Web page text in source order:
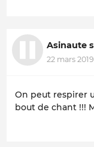
Asinaute
22 mars 2019
On peut respirer
bout de chant !!!